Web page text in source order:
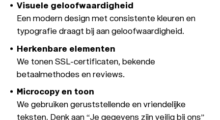
Visuele geloofwaardigheid
Een modern design met consistente kleuren en
typografie draagt bij aan geloofwaardigheid.
Herkenbare elementen
We tonen SSL-certificaten, bekende
betaalmethodes en reviews.
Microcopy en toon
We gebruiken geruststellende en vriendelijke
teksten. Denk aan “Je gegevens zijn veilig bij ons”